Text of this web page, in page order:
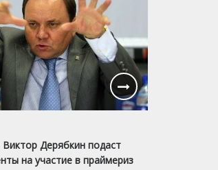
Виктор Дерябкин подаст
на участие в праймериз